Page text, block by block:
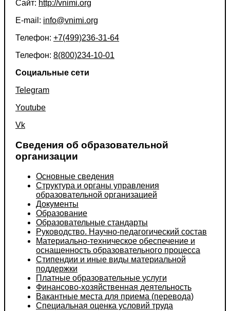
Сайт: http://vnimi.org
E-mail: info@vnimi.org
Телефон: +7(499)236-31-64
Телефон: 8(800)234-10-01
Социальные сети
Telegram
Youtube
Vk
Сведения об образовательной
организации
Основные сведения
Структура и органы управления
образовательной организацией
Документы
Образование
Образовательные стандарты
Руководство. Научно-педагогический состав
Материально-техническое обеспечение и
оснащенность образовательного процесса
Стипендии и иные виды материальной
поддержки
Платные образовательные услуги
Финансово-хозяйственная деятельность
Вакантные места для приема (перевода)
Специальная оценка условий труда